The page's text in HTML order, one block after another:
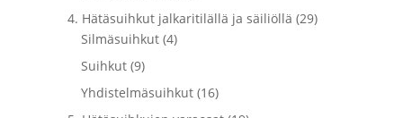
4. Hätäsuihkut jalkaritilällä ja säiliöllä (29)
Silmäsuihkut (4)
Suihkut (9)
Yhdistelmäsuihkut (16)